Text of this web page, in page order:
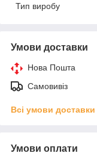
Тип виробу
Умови доставки
Нова Пошта
Самовивіз
Всі умови доставки
Умови оплати